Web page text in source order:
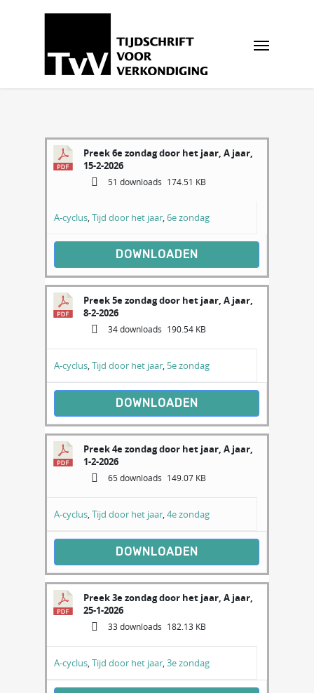
Preek 6e zondag door het jaar, A jaar,
15-2-2026
51 downloads 174.51 KB
A-cyclus,Tijd door het jaar,6e zondag
DOWNLOADEN
Preek 5e zondag door het jaar, A jaar,
8-2-2026
34 downloads 190.54 KB
A-cyclus,Tijd door het jaar, 5e zondag
DOWNLOADEN
Preek 4e zondag door het jaar, A jaar,
1-2-2026
65 downloads 149.07 KB
A-cyclus,Tijd door het jaar,4e zondag
DOWNLOADEN
Preek 3e zondag door het jaar, A jaar,
25-1-2026
33 downloads 182.13 KB
A-cyclus,Tijd door het jaar,3e zondag